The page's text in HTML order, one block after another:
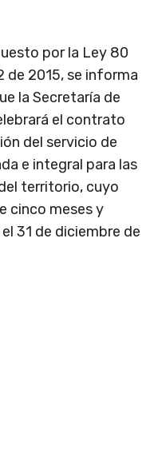
por la Ley 80
de 2015, se informa
la Secretaría de
el contrato
del servicio de
e integral para las
territorio, cuyo
cinco meses y
31 de diciembre de